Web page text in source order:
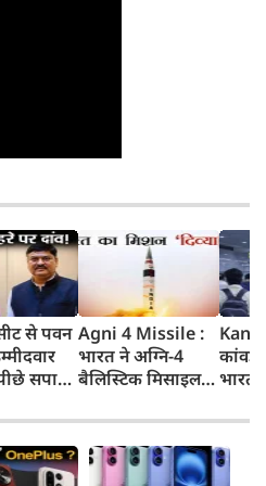
से पवन
सपा
Agni 4 Missile :
भारत ने अग्नि-4
बैलिस्टिक मिसाइल
किया, 4,000 KM
तक मारक क्षमता
कांवड़
भारत
कई
तक
संख्या